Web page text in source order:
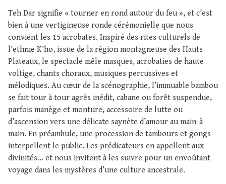
Teh Dar signifie « tourner en rond autour du feu », et c’est
bien à une vertigineuse ronde cérémonielle que nous
convient les 15 acrobates. Inspiré des rites culturels de
l’ethnie K’ho, issue de la région montagneuse des Hauts
Plateaux, le spectacle mêle masques, acrobaties de haute
voltige, chants choraux, musiques percussives et
mélodiques. Au cœur de la scénographie, l’immuable bambou
se fait tour à tour agrès inédit, cabane ou forêt suspendue,
parfois manège et monture, accessoire de lutte ou
d’ascension vers une délicate saynète d’amour au main-à-
main. En préambule, une procession de tambours et gongs
interpellent le public. Les prédicateurs en appellent aux
divinités... et nous invitent à les suivre pour un envoûtant
voyage dans les mystères d’une culture ancestrale.